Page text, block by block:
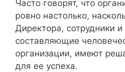
Часто говорят, что
ровно настолько,
Директора, сотрудники
составляющие
организации, имеют
для ее успеха.